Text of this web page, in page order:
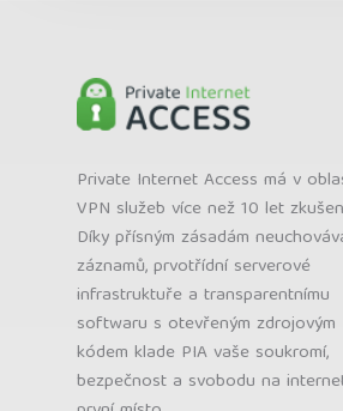
Private Internet Access má v
VPN služeb více než 10 let
Díky přísným zásadám
záznamů, prvotřídní serverové
infrastruktuře a transparentnímu
softwaru s otevřeným zdrojovým
kódem klade PIA vaše soukromí,
bezpečnost a svobodu na